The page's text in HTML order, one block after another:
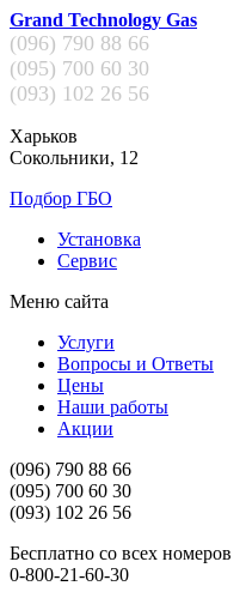
Grand Technology Gas
(096) 790 88 66
(095) 700 60 30
(093) 102 26 56
Харьков
Сокольники, 12
Подбор ГБО
Установка
Сервис
Меню сайта
Услуги
Вопросы и Ответы
Цены
Наши работы
Акции
(096) 790 88 66
(095) 700 60 30
(093) 102 26 56
Бесплатно со всех номеров
0-800-21-60-30